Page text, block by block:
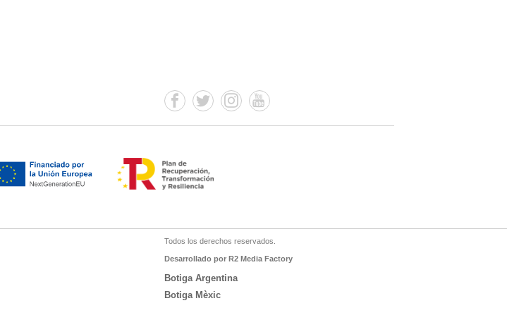
Todos los derechos reservados.
Desarrollado por R2 Media Factory
Botiga Argentina
Botiga Mèxic